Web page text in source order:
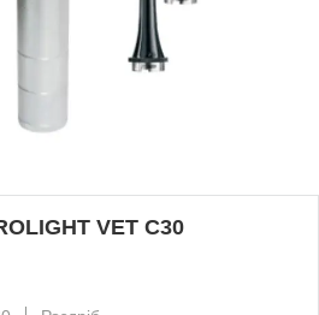
VET C30